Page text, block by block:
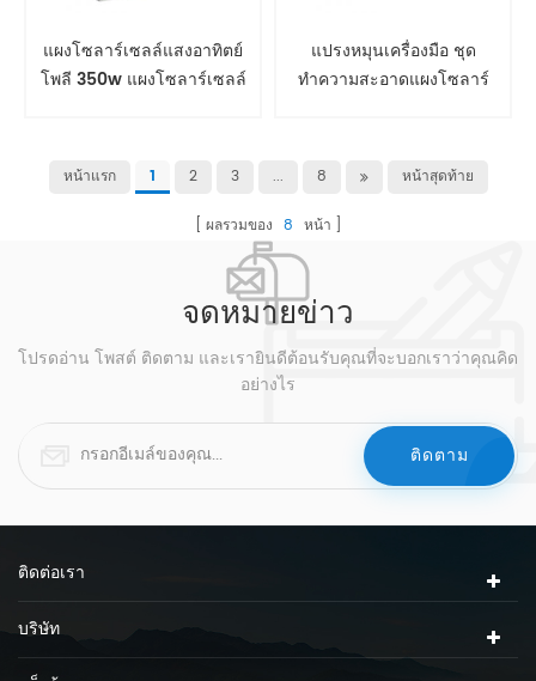
แผงโซลาร์เซลล์แสงอาทิตย์
โพลี 350w แผงโซลาร์เซลล์
แปรงหมุนเครื่องมือ ชุด
ทำความสะอาดแผงโซลาร์
หน้าแรก 1 2 3 ... 8 หน้าสุดท้าย
ผลรวมของ 8 หน้า
จดหมายข่าว
โปรดอ่าน โพสต์ ติดตาม และเรายินดีต้อนรับคุณที่จะบอกเราว่าคุณคิด
อย่างไร
ติดต่อเรา
บริษัท